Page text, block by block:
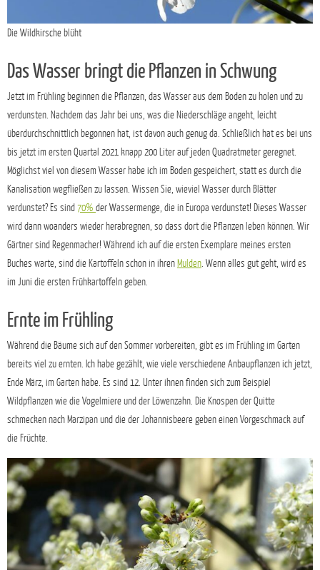
Die Wildkirsche blüht
Das Wasser bringt die Pflanzen in Schwung
Jetzt im Frühling beginnen die Pflanzen, das Wasser aus dem Boden zu holen und zu
verdunsten. Nachdem das Jahr bei uns, was die Niederschläge angeht, leicht
überdurchschnittlich begonnen hat, ist davon auch genug da. Schließlich hat es bei uns
bis jetzt im ersten Quartal 2021 knapp 200 Liter auf jeden Quadratmeter geregnet.
Möglichst viel von diesem Wasser habe ich im Boden gespeichert, statt es durch die
Kanalisation wegfließen zu lassen. Wissen Sie, wieviel Wasser durch Blätter
verdunstet? Es sind 70% der Wassermenge, die in Europa verdunstet! Dieses Wasser
wird dann woanders wieder herabregnen, so dass dort die Pflanzen leben können. Wir
Gärtner sind Regenmacher! Während ich auf die ersten Exemplare meines ersten
Buches warte, sind die Kartoffeln schon in ihren Mulden . Wenn alles gut geht, wird es
im Juni die ersten Frühkartoffeln geben.
Ernte im Frühling
Während die Bäume sich auf den Sommer vorbereiten, gibt es im Frühling im Garten
bereits viel zu ernten. Ich habe gezählt, wie viele verschiedene Anbaupflanzen ich jetzt,
Ende März, im Garten habe. Es sind 12. Unter ihnen finden sich zum Beispiel
Wildpflanzen wie die Vogelmiere und der Löwenzahn. Die Knospen der Quitte
schmecken nach Marzipan und die der Johannisbeere geben einen Vorgeschmack auf
die Früchte.